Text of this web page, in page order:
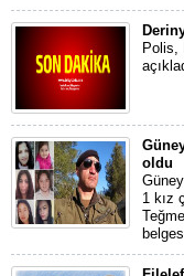
Polis,
oldu
1 kız